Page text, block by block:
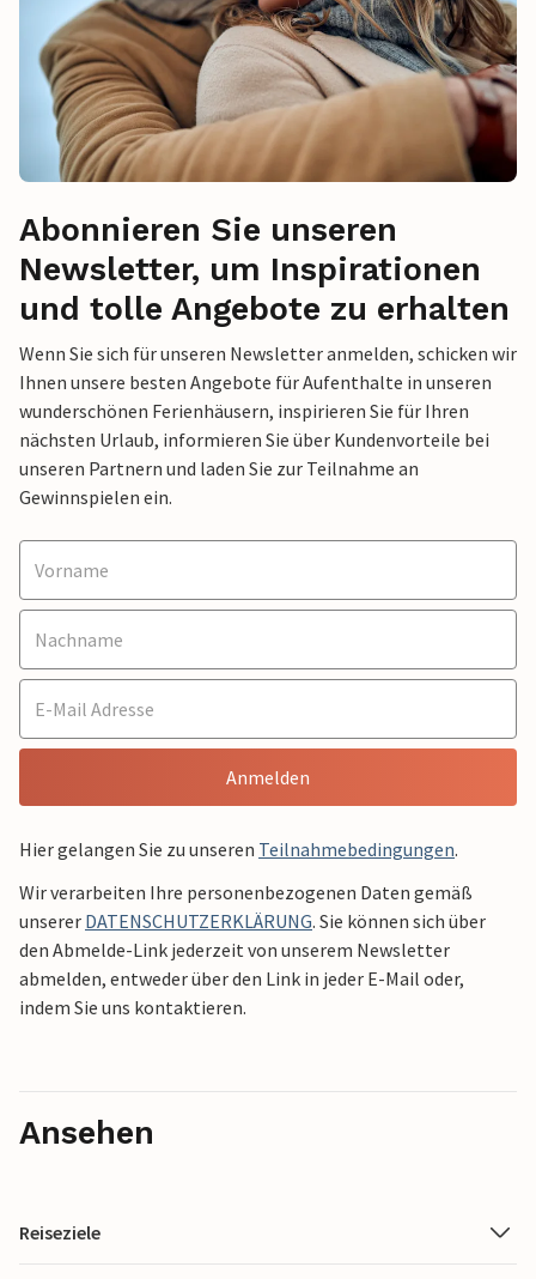
Abonnieren Sie unseren
Newsletter, um Inspirationen
und tolle Angebote zu erhalten
Wenn Sie sich für unseren Newsletter anmelden, schicken wir
Ihnen unsere besten Angebote für Aufenthalte in unseren
wunderschönen Ferienhäusern, inspirieren Sie für Ihren
nächsten Urlaub, informieren Sie über Kundenvorteile bei
unseren Partnern und laden Sie zur Teilnahme an
Gewinnspielen ein.
Anmelden
Hier gelangen Sie zu unseren Teilnahmebedingungen.
Wir verarbeiten Ihre personenbezogenen Daten gemäß
unserer DATENSCHUTZERKLÄRUNG. Sie können sich über
den Abmelde-Link jederzeit von unserem Newsletter
abmelden, entweder über den Link in jeder E-Mail oder,
indem Sie uns kontaktieren.
Ansehen
Reiseziele